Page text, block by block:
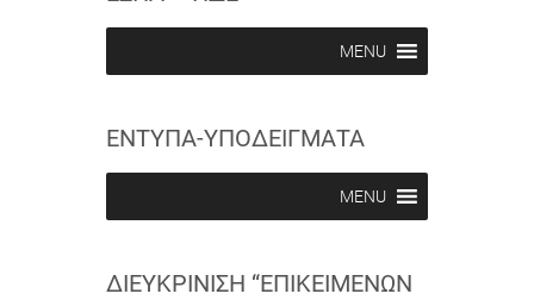
MENU
ΕΝΤΥΠΑ-ΥΠΟΔΕΙΓΜΑΤΑ
MENU
ΔΙΕΥΚΡΊΝΙΣΗ “ΕΠΙΚΕΊΜΕΝΩΝ